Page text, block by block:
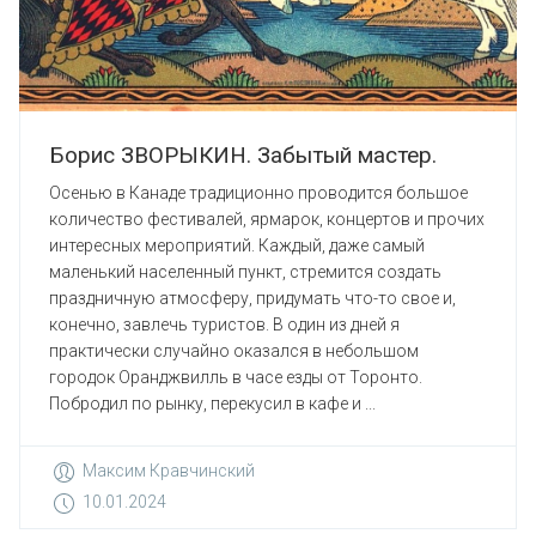
Борис ЗВОРЫКИН. Забытый мастер.
Осенью в Канаде традиционно проводится большое
количество фестивалей, ярмарок, концертов и прочих
интересных мероприятий. Каждый, даже самый
маленький населенный пункт, стремится создать
праздничную атмосферу, придумать что-то свое и,
конечно, завлечь туристов. В один из дней я
практически случайно оказался в небольшом
городок Оранджвилль в часе езды от Торонто.
Побродил по рынку, перекусил в кафе и ...
Максим Кравчинский
10.01.2024